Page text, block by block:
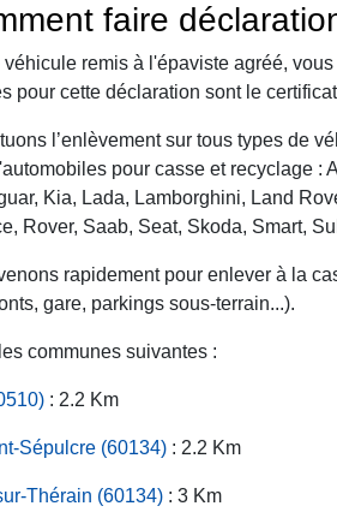
faire
véhicule remis à l'épaviste agréé,
pour cette déclaration sont le
l’enlèvement sur tous types de
pour casse et recyclage :
Kia, Lada, Lamborghini, Land
Rover, Saab, Seat, Skoda, Smart,
rapidement pour enlever à la
gare, parkings sous-terrain...).
communes suivantes :
: 2.2 Km
Sépulcre (60134) : 2.2 Km
Thérain (60134) : 3 Km